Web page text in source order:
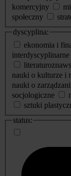
komercyjny
społeczny
dyscyplina:
ekonomia i
interdyscyplinarne
nauki o kulturze i
nauki o
socjologiczne
sztuki
status: